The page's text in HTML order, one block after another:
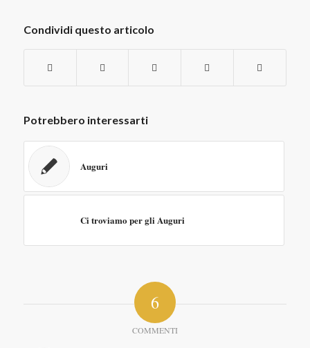
Condividi questo articolo
Potrebbero interessarti
Auguri
Ci troviamo per gli Auguri
6
COMMENTI